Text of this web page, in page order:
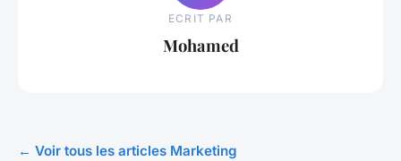
ECRIT PAR
Mohamed
← Voir tous les articles Marketing